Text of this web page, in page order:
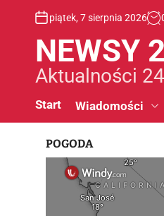
piątek, 7 sierpnia 2026
NEWSY
Aktualności
Start Wiadomości
POGODA